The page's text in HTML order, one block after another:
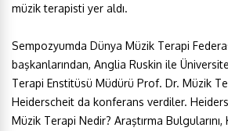
müzik terapisti yer aldı.
Sempozyumda Dünya Müzik Terapi
başkanlarından, Anglia Ruskin ile
Terapi Enstitüsü Müdürü Prof. Dr. Müzik
Heiderscheit da konferans verdiler.
Müzik Terapi Nedir? Araştırma Bulgularını,